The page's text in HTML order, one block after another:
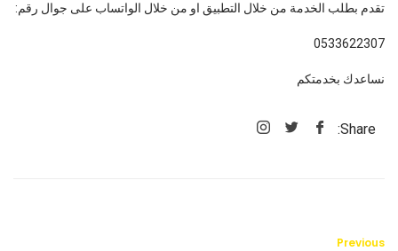
تقدم بطلب الخدمة من خلال التطبيق او من خلال الواتساب على جوال رقم:
0533622307
نساعدك بخدمتكم
Share:
Previous